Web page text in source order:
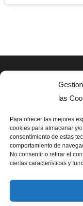
las
Para ofrecer las mejores
cookies para almacenar y/
consentimiento de estas
comportamiento de
No consentir o retirar el
ciertas características y
AVISO LEGAL
SIGUENOS EN